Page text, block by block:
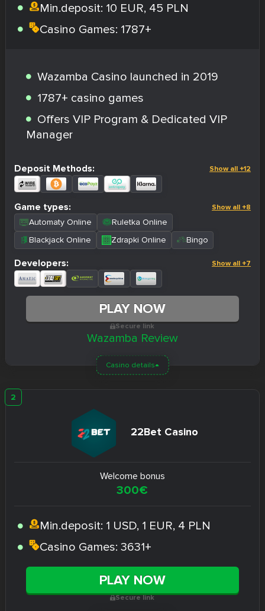
Min.deposit: 10 EUR, 45 PLN
Casino Games: 1787+
Wazamba Casino launched in 2019
1787+ casino games
Offers VIP Program & Dedicated VIP
Manager
Deposit Methods: Show all +12
Game types: Show all +8
Automaty Online
Ruletka Online
Blackjack Online
Zdrapki Online Bingo
Developers: Show all +7
PLAY NOW
Secure link
Wazamba Review
Casino details
22Bet Casino
Welcome bonus
300€
Min.deposit: 1 USD, 1 EUR, 4 PLN
Casino Games: 3631+
PLAY NOW
Secure link